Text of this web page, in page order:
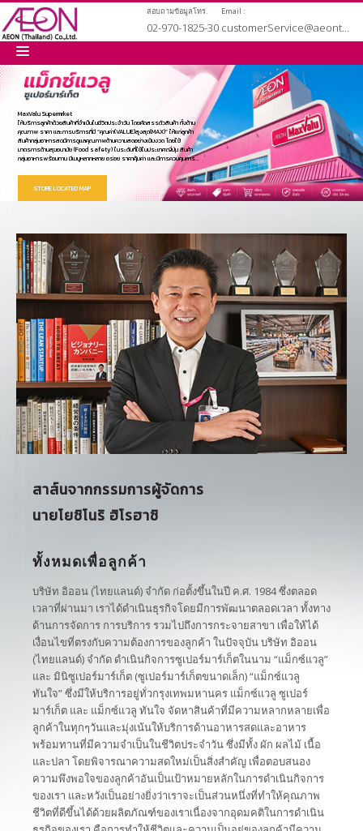
สอบถามข้อมูลโทร.
02-970-1825-30
Email :
customerService@aeonthailand.biz
หน้าหลัก
เกี่ยวกับเรา
สินค้าและบริการ
นโยบายคุ้มครองข้อมูลส่วนบุคคล
สมัครงาน
เช่าพื้นที่
สนใจเช่าพื้นที่
MaxValu Supermrket
ให้บริการลูกค้าด้วยสินค้าที่จำเป็นในชีวิตประจำวัน โดยคัดสรรตัวสินค้า ทั้งด้าน
คุณภาพ ราคา และการบริการที่มี “คุณค่า(VALUE)สูงสุด(MAX)” ให้แก่ลูกค้า
สินค้ากลุ่มอาหารสดมีการดูแลคุณภาพด้านความสดอย่างเข้มงวด โดยใช้
มาตรการด้านสุขอนามัย (Food safety) ในระดับที่ใช้ในประเทศญี่ปุ่น สินค้า
กลุ่มอาหารพร้อมทาน มีเมนูหลากหลาย อร่อย ราคาคุ้มค่า และมีการควบคุมการ
ผลิตทุกขั้นตอน ตั้งแต่การควบคุมคุณภาพของวัสถุดิบ จนถึงระยะเวลาการวาง
ขายและเพื่อความสะดวกของลูกค้า จึงเปิดให้บริการตามความต้องการของลูกค้า
ในพื้นที่นั้นๆ ปัจจุบันเปิดให้บริการ แม็กซ์แวลู ซูเปอร์มาร์เก็ต สาขาแรกเดือน
ตุลาคม 2550 บนถนนนวมินทร์ ชื่อแม็กซ์แวลู สาขานวมินทร์ ปัจจุบันมีทั้งหมด 24
สาขา ในเขตกรุงเทพและปริมณฑลและศรีราชา
STORE LOCATED MAP
สาส์นจากกรรมการผู้จัดการ
นายโยชิโนริ ฮิโรฮาชิ
ทั้งหมดเพื่อลูกค้า
บริษัท อิออน (ไทยแลนด์) จำกัด ก่อตั้งขึ้นในปี ค.ศ. 1984 ซึ่งตลอด
เวลาที่ผ่านมา เราได้ดำเนินธุรกิจโดยมีการพัฒนาตลอดเวลา ทั้งทาง
ด้านการจัดการ การบริการ รวมไปถึงการกระจายสาขา เพื่อให้ได้
เงื่อนไขที่ตรงกับความต้องการของลูกค้า ในปัจจุบัน บริษัท อิออน
(ไทยแลนด์) จำกัด ดำเนินกิจการซูเปอร์มาร์เก็ตในนาม “แม็กซ์แวลู”
และ มินิซูเปอร์มาร์เก็ต (ซูเปอร์มาร์เก็ตขนาดเล็ก) “แม็กซ์แวลู
ทันใจ” ซึ่งมีให้บริการอยู่ทั่วกรุงเทพมหานคร แม็กซ์แวลู ซูเปอร์
มาร์เก็ต และ แม็กซ์แวลู ทันใจ จัดหาสินค้าที่มีความหลากหลายเพื่อ
ลูกค้าในทุกๆวันและมุ่งเน้นให้บริการด้านอาหารสดและอาหาร
พร้อมทานที่มีความจำเป็นในชีวิตประจำวัน ซึ่งมีทั้ง ผัก ผลไม้ เนื้อ
และปลา โดยพิจารณาความสดใหม่เป็นสิ่งสำคัญ เพื่อตอบสนอง
ความพึงพอใจของลูกค้าอันเป็นเป้าหมายหลักในการดำเนินกิจการ
ของเรา และหวังเป็นอย่างยิ่งว่าเราจะเป็นส่วนหนึ่งที่ทำให้คุณภาพ
ชีวิตที่ดีขึ้นได้ด้วยผลิตภัณฑ์ของเราเนื่องจากอุดมคติในการดำเนิน